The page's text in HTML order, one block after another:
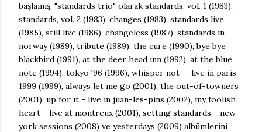
başlamış, "standards trio" olarak standards, vol. 1 (1983),
standards, vol. 2 (1983), changes (1983), standards live
(1985), still live (1986), changeless (1987), standards in
norway (1989), tribute (1989), the cure (1990), bye bye
blackbird (1991), at the deer head ınn (1992), at the blue
note (1994), tokyo '96 (1996), whisper not — live in paris
1999 (1999), always let me go (2001), the out-of-towners
(2001), up for ıt - live in juan-les-pins (2002), my foolish
heart - live at montreux (2001), setting standards - new
york sessions (2008) ve yesterdays (2009) albümlerini